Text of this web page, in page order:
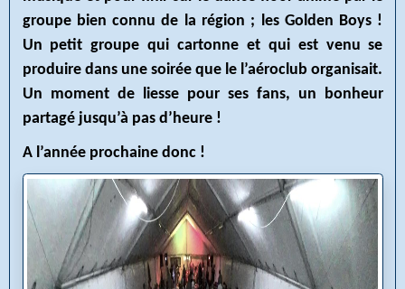
groupe bien connu de la région ; les Golden Boys !
Un petit groupe qui cartonne et qui est venu se
produire dans une soirée que le l’aéroclub organisait.
Un moment de liesse pour ses fans, un bonheur
partagé jusqu’à pas d’heure !
A l’année prochaine donc !